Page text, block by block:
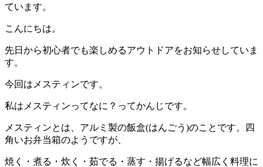
ています。
こんにちは。
先日から初心者でも楽しめるアウトドアをお知らせしていま
す。
今回はメスティンです。
私はメスティンってなに？ってかんじです。
メスティンとは、アルミ製の飯盒(はんごう)のことです。四
角いお弁当箱のようですが、
焼く・煮る・炊く・茹でる・蒸す・揚げるなど幅広く料理に